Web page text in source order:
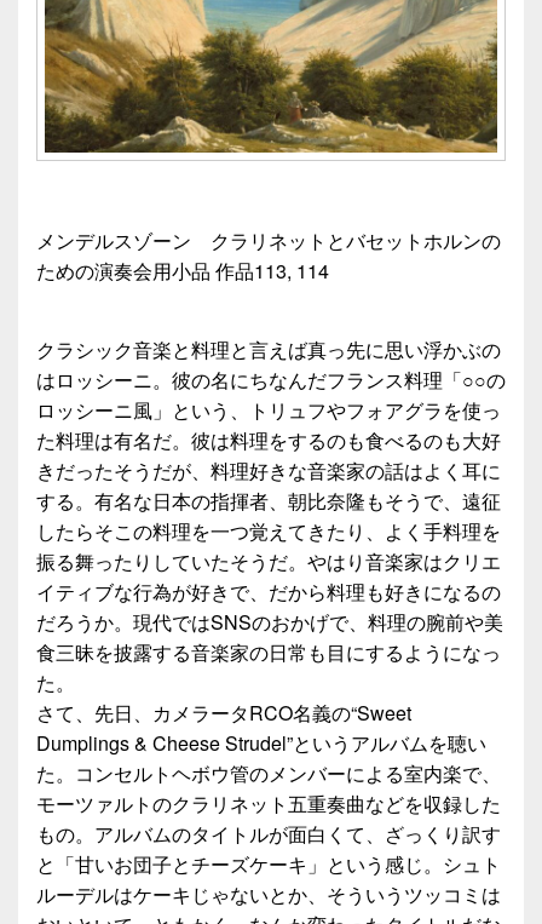
メンデルスゾーン クラリネットとバセットホルンの
ための演奏会用小品 作品113, 114
クラシック音楽と料理と言えば真っ先に思い浮かぶの
はロッシーニ。彼の名にちなんだフランス料理「○○の
ロッシーニ風」という、トリュフやフォアグラを使っ
た料理は有名だ。彼は料理をするのも食べるのも大好
きだったそうだが、料理好きな音楽家の話はよく耳に
する。有名な日本の指揮者、朝比奈隆もそうで、遠征
したらそこの料理を一つ覚えてきたり、よく手料理を
振る舞ったりしていたそうだ。やはり音楽家はクリエ
イティブな行為が好きで、だから料理も好きになるの
だろうか。現代ではSNSのおかげで、料理の腕前や美
食三昧を披露する音楽家の日常も目にするようになっ
た。
さて、先日、カメラータRCO名義の“Sweet
Dumplings & Cheese Strudel”というアルバムを聴い
た。コンセルトヘボウ管のメンバーによる室内楽で、
モーツァルトのクラリネット五重奏曲などを収録した
もの。アルバムのタイトルが面白くて、ざっくり訳す
と「甘いお団子とチーズケーキ」という感じ。シュト
ルーデルはケーキじゃないとか、そういうツッコミは